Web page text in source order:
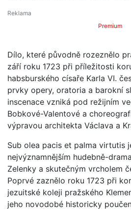
Premium
Dílo, které původně rozeznělo
září roku 1723 při příležitosti
habsburského císaře Karla VI.
prvky opery, oratoria a barokní
inscenace vzniká pod režijním
Bobkové-Valentové a
výpravou architekta Václava a
Sub olea pacis et palma virtutis
nejvýznamnějším hudebně-
Zelenky a skutečným vrcholem
Poprvé zaznělo roku 1723 při
jezuitské koleji pražského
jeho novodobé historicky